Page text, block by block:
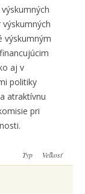
výskumným
aj v
politiky
atraktívnu
pri
Typ Veľkosť